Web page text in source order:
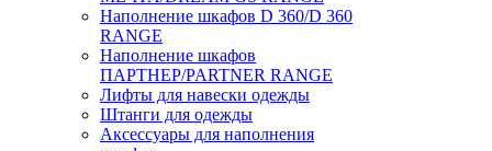
Наполнение шкафов D 360/D 360
RANGE
Наполнение шкафов
ПАРТНЕР/PARTNER RANGE
Лифты для навески одежды
Штанги для одежды
Аксессуары для наполнения